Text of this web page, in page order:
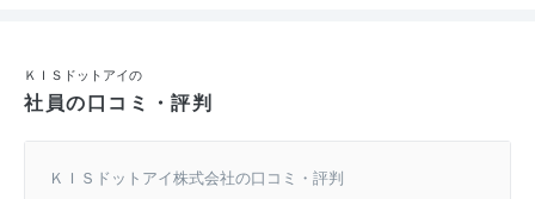
ＫＩＳドットアイの
社員の口コミ・評判
ＫＩＳドットアイ株式会社の口コミ・評判